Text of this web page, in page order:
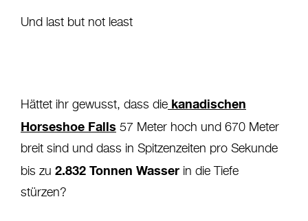
Und last but not least
Hättet ihr gewusst, dass die kanadischen
Horseshoe Falls 57 Meter hoch und 670 Meter
breit sind und dass in Spitzenzeiten pro Sekunde
bis zu 2.832 Tonnen Wasser in die Tiefe
stürzen?